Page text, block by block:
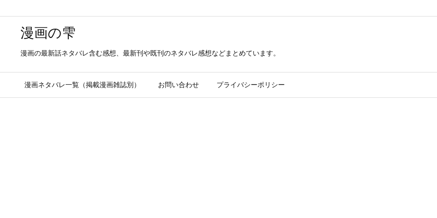
漫画の雫
漫画の最新話ネタバレ含む感想、最新刊や既刊のネタバレ感想などまとめています。
漫画ネタバレ一覧（掲載漫画雑誌別） お問い合わせ プライバシーポリシー